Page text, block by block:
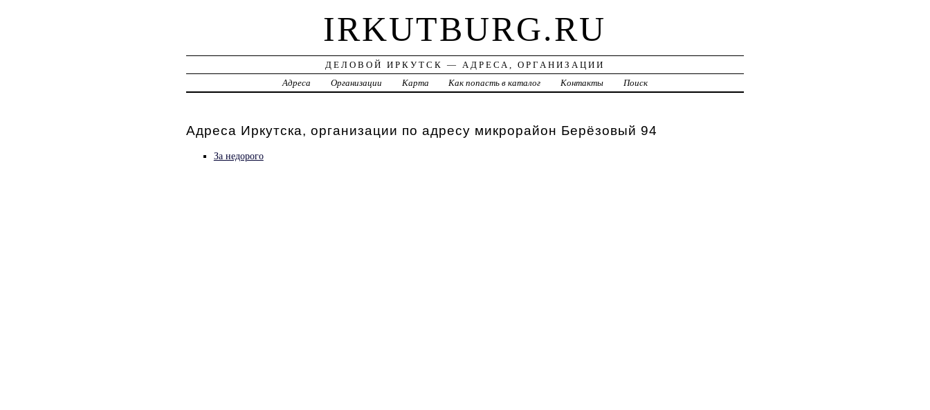
IRKUTBURG.RU
ДЕЛОВОЙ ИРКУТСК — АДРЕСА, ОРГАНИЗАЦИИ
Адреса
Организации Карта Как попасть в каталог Контакты Поиск
Адреса Иркутска, организации по адресу микрорайон Берёзовый 94
За недорого